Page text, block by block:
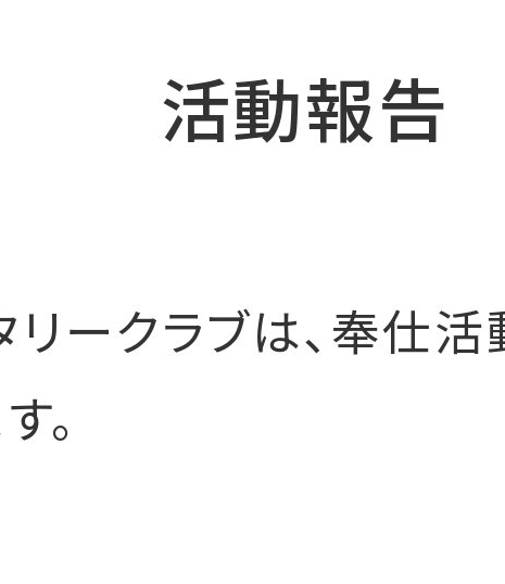
活動報告
ークラブは、奉仕
。